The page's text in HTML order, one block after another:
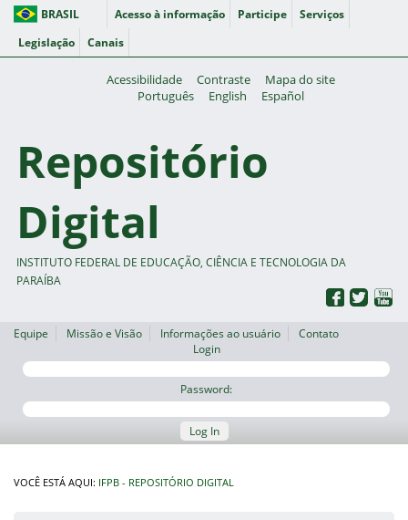
BRASIL Acesso à informação Participe
Serviços
Legislação
Canais
Acessibilidade Contraste
Mapa do site
Português
English Español
Repositório
Digital
INSTITUTO FEDERAL DE EDUCAÇÃO, CIÊNCIA E TECNOLOGIA DA
PARAÍBA
Equipe Missão e Visão Informações ao usuário
Contato
Login
Password:
Log In
VOCÊ ESTÁ AQUI: IFPB - REPOSITÓRIO DIGITAL